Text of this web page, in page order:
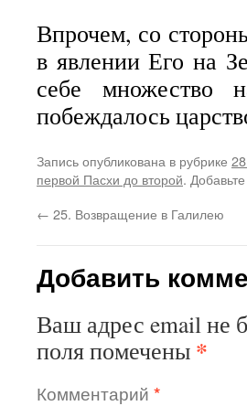
Впрочем, со
в явлении Его на
себе множество
побеждалось
Запись опубликована в рубрике
первой Пасхи до второй.
← 25. Возвращение в Галилею
Добавить
Ваш адрес email не
поля помечены *
Комментарий *